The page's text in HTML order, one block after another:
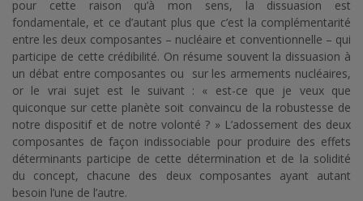
pour cette raison qu’à mon sens, la dissuasion est
fondamentale, et ce d’autant plus que c’est la complémentarité
entre les deux composantes – nucléaire et conventionnelle – qui
participe de cette crédibilité. On résume souvent la dissuasion à
un débat entre composantes ou sur les armements nucléaires,
or le vrai sujet est le suivant : « est-ce que je veux que
quiconque sur cette planète soit convaincu de la robustesse de
notre dispositif et de notre volonté ? » L’adossement des deux
composantes de façon indissociable pour produire des effets
déterminants participe de cette détermination et de la solidité
du concept, chacune des deux composantes ayant autant
besoin l’une de l’autre.